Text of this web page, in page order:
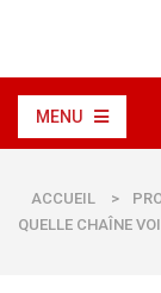
MENU
ACCUEIL >
QUELLE CHAÎNE